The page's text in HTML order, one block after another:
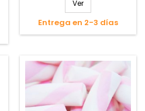
Ver
Entrega en 2-3 días